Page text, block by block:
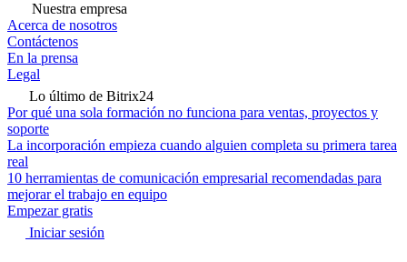
Nuestra empresa
Acerca de nosotros
Contáctenos
En la prensa
Legal
Lo último de Bitrix24
Por qué una sola formación no funciona para ventas, proyectos y
soporte
La incorporación empieza cuando alguien completa su primera tarea
real
10 herramientas de comunicación empresarial recomendadas para
mejorar el trabajo en equipo
Empezar gratis
Iniciar sesión